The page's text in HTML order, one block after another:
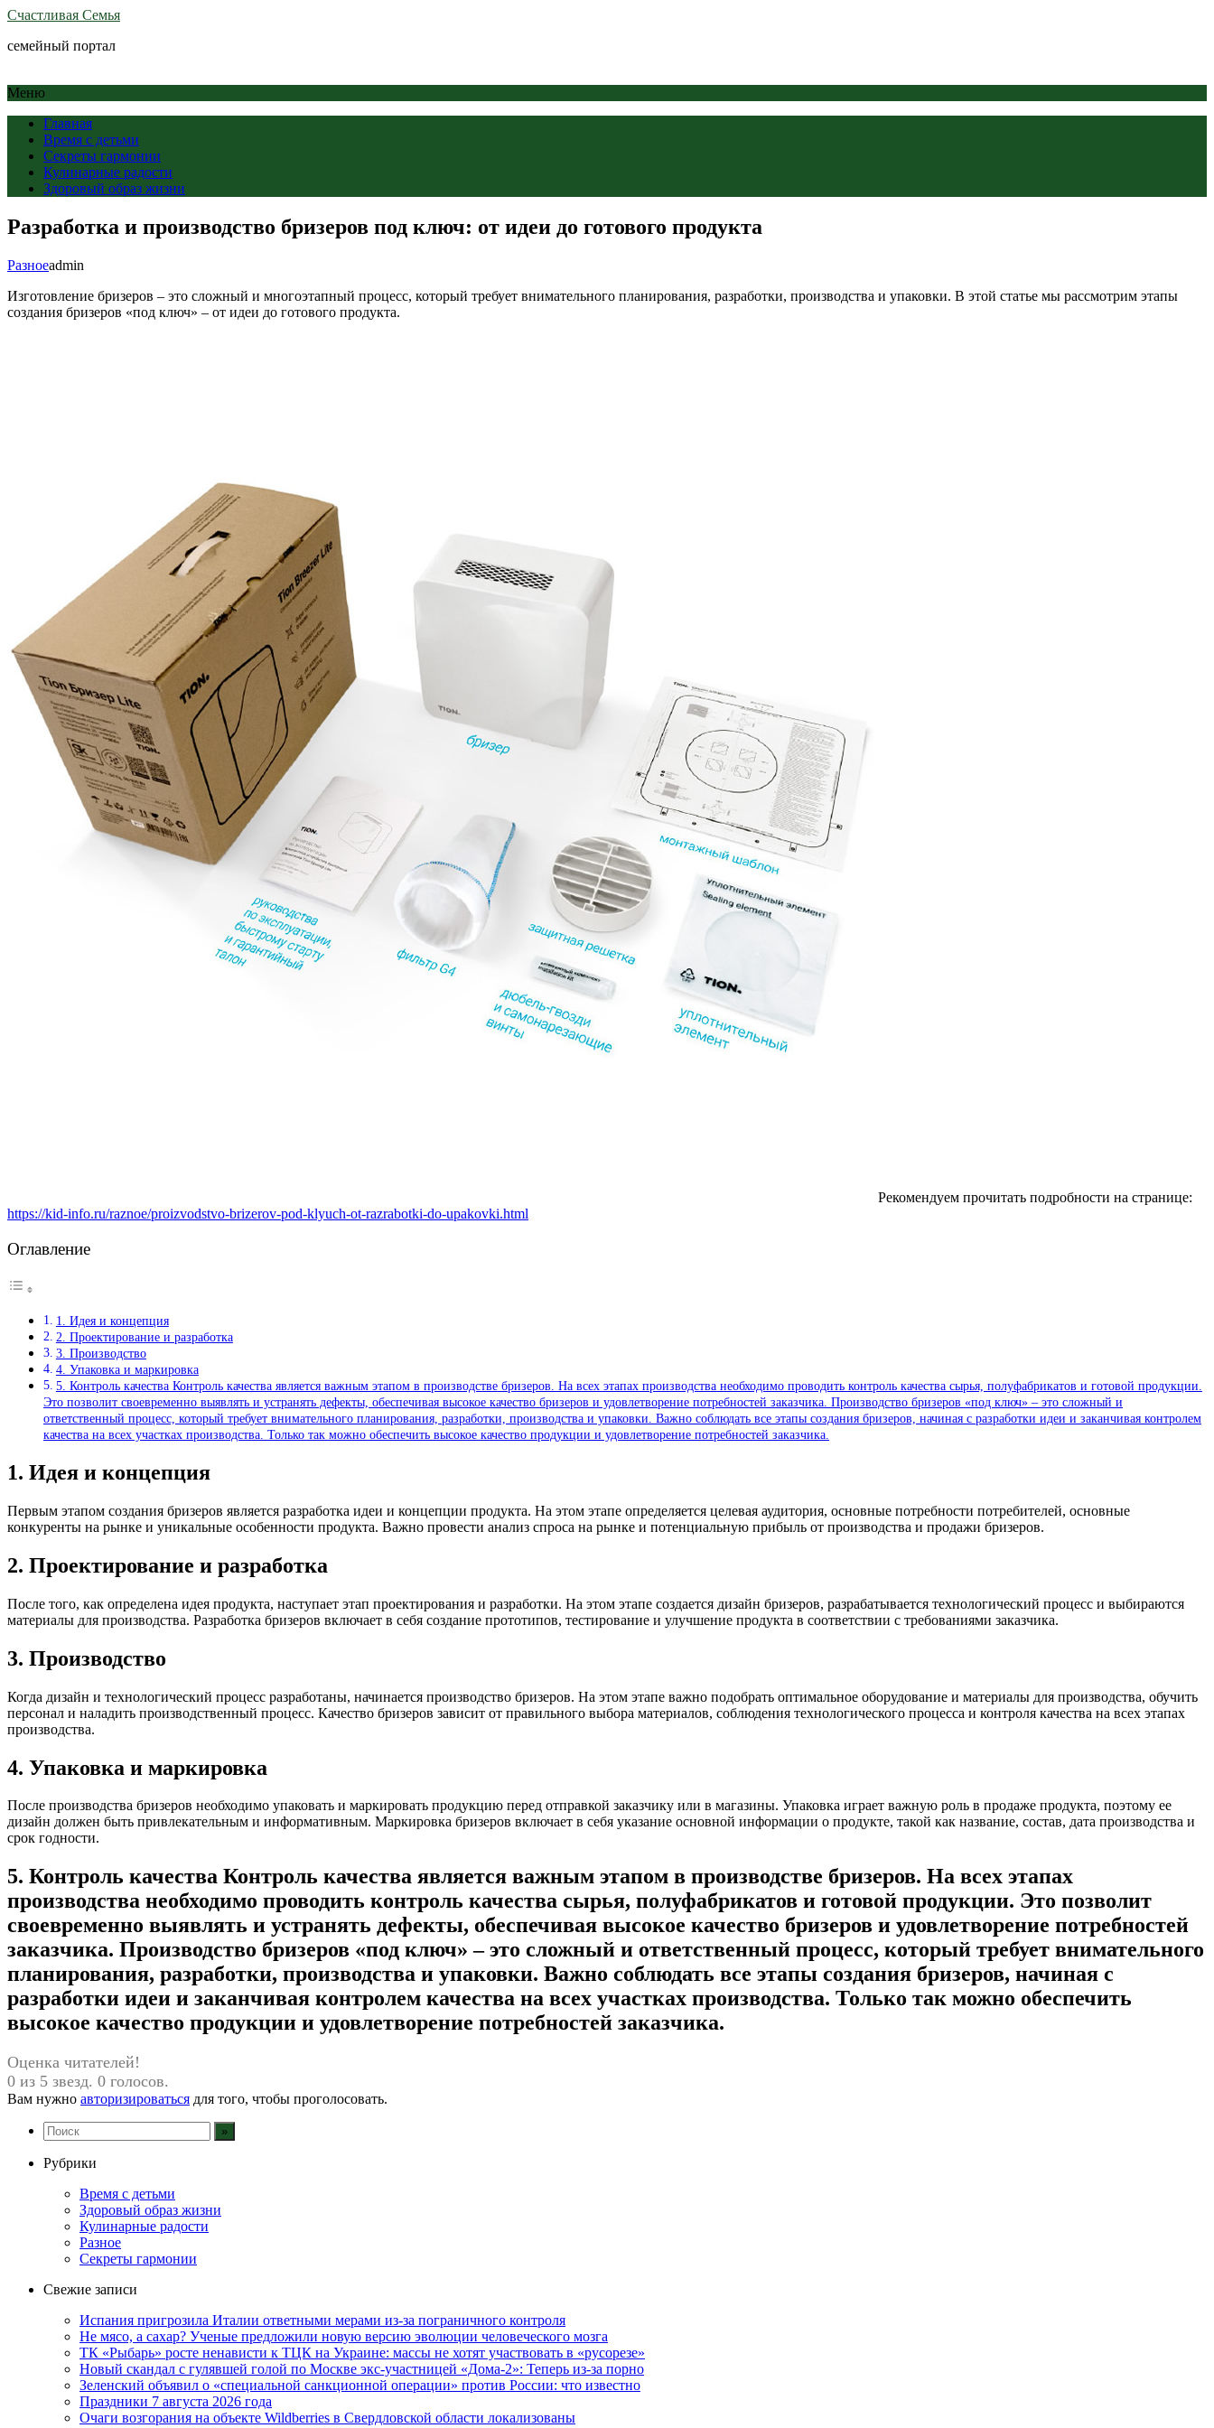
Счастливая Семья
семейный портал
Меню
Главная
Время с детьми
Секреты гармонии
Кулинарные радости
Здоровый образ жизни
Разработка и производство бризеров под ключ: от идеи до готового продукта
Разноеadmin
Изготовление бризеров – это сложный и многоэтапный процесс, который требует внимательного планирования, разработки, производства и упаковки. В этой статье мы рассмотрим этапы
создания бризеров «под ключ» – от идеи до готового продукта.
Рекомендуем прочитать подробности на странице:
https://kid-info.ru/raznoe/proizvodstvo-brizerov-pod-klyuch-ot-razrabotki-do-upakovki.html
Оглавление
1. Идея и концепция
2. Проектирование и разработка
3. Производство
4. Упаковка и маркировка
5. Контроль качества Контроль качества является важным этапом в производстве бризеров. На всех этапах производства необходимо проводить контроль качества сырья, полуфабрикатов и готовой продукции.
Это позволит своевременно выявлять и устранять дефекты, обеспечивая высокое качество бризеров и удовлетворение потребностей заказчика. Производство бризеров «под ключ» – это сложный и
ответственный процесс, который требует внимательного планирования, разработки, производства и упаковки. Важно соблюдать все этапы создания бризеров, начиная с разработки идеи и заканчивая контролем
качества на всех участках производства. Только так можно обеспечить высокое качество продукции и удовлетворение потребностей заказчика.
1. Идея и концепция
Первым этапом создания бризеров является разработка идеи и концепции продукта. На этом этапе определяется целевая аудитория, основные потребности потребителей, основные
конкуренты на рынке и уникальные особенности продукта. Важно провести анализ спроса на рынке и потенциальную прибыль от производства и продажи бризеров.
2. Проектирование и разработка
После того, как определена идея продукта, наступает этап проектирования и разработки. На этом этапе создается дизайн бризеров, разрабатывается технологический процесс и выбираются
материалы для производства. Разработка бризеров включает в себя создание прототипов, тестирование и улучшение продукта в соответствии с требованиями заказчика.
3. Производство
Когда дизайн и технологический процесс разработаны, начинается производство бризеров. На этом этапе важно подобрать оптимальное оборудование и материалы для производства, обучить
персонал и наладить производственный процесс. Качество бризеров зависит от правильного выбора материалов, соблюдения технологического процесса и контроля качества на всех этапах
производства.
4. Упаковка и маркировка
После производства бризеров необходимо упаковать и маркировать продукцию перед отправкой заказчику или в магазины. Упаковка играет важную роль в продаже продукта, поэтому ее
дизайн должен быть привлекательным и информативным. Маркировка бризеров включает в себя указание основной информации о продукте, такой как название, состав, дата производства и
срок годности.
5. Контроль качества Контроль качества является важным этапом в производстве бризеров. На всех этапах
производства необходимо проводить контроль качества сырья, полуфабрикатов и готовой продукции. Это позволит
своевременно выявлять и устранять дефекты, обеспечивая высокое качество бризеров и удовлетворение потребностей
заказчика. Производство бризеров «под ключ» – это сложный и ответственный процесс, который требует внимательного
планирования, разработки, производства и упаковки. Важно соблюдать все этапы создания бризеров, начиная с
разработки идеи и заканчивая контролем качества на всех участках производства. Только так можно обеспечить
высокое качество продукции и удовлетворение потребностей заказчика.
Оценка читателей!
0 из 5 звезд. 0 голосов.
Вам нужно авторизироваться для того, чтобы проголосовать.
Рубрики
Время с детьми
Здоровый образ жизни
Кулинарные радости
Разное
Секреты гармонии
Свежие записи
Испания пригрозила Италии ответными мерами из-за пограничного контроля
Не мясо, а сахар? Ученые предложили новую версию эволюции человеческого мозга
ТК «Рыбарь» росте ненависти к ТЦК на Украине: массы не хотят участвовать в «русорезе»
Новый скандал с гулявшей голой по Москве экс-участницей «Дома-2»: Теперь из-за порно
Зеленский объявил о «специальной санкционной операции» против России: что известно
Праздники 7 августа 2026 года
Очаги возгорания на объекте Wildberries в Свердловской области локализованы